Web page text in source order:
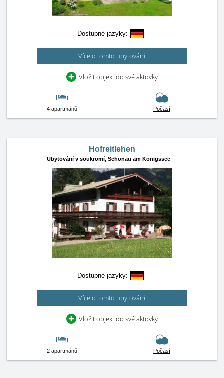
Dostupné jazyky:
Více o tomto ubytování
Vložit objekt do své aktovky
4 apartmánů Počasí
Hofreitlehen
Ubytování v soukromí, Schönau am Königssee
Dostupné jazyky:
Více o tomto ubytování
Vložit objekt do své aktovky
2 apartmánů Počasí